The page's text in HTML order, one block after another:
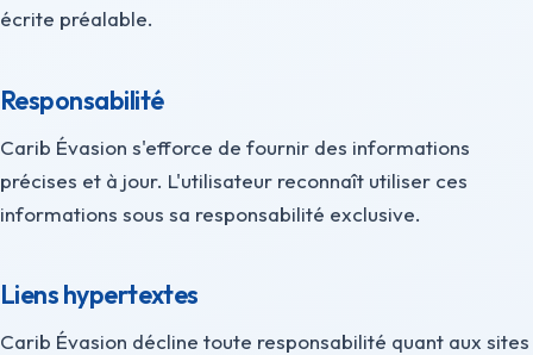
écrite préalable.
Responsabilité
Carib Évasion s'efforce de fournir des informations
précises et à jour. L'utilisateur reconnaît utiliser ces
informations sous sa responsabilité exclusive.
Liens hypertextes
Carib Évasion décline toute responsabilité quant aux sites